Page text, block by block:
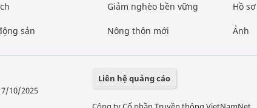
sản
Giảm nghèo bền vững
Nông thôn mới
Hồ sơ
Ảnh
10/2025
Liên hệ quảng cáo